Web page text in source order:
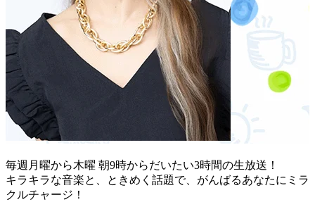
毎週月曜から木曜 朝9時からだいたい3時間の生放送！
キラキラな音楽と、ときめく話題で、がんばるあなたにミラ
クルチャージ！